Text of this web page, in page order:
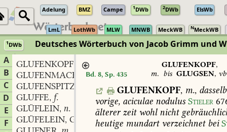
Adelung BMZ Campe 1DWb 2DWb ElsWb
LmL LothWb MLW MNWB MeckWB NMeckWB
1DWb Deutsches Wörterbuch von Jacob Grimm und
A
B
C
D
E
F
GLUFENKOPF
m.
GLUFENMACHER,m.
GLUFENSPITZ
GLUFFE, f.
GLÜFLEIN, n.
GLÜFELEIN, GLÜFFLEIN n.
Bd. 8, Sp. 435
GLUFENKOPF,
m. bis GLUGSEN,
GLUFENKOPF, m.,
vorige, aciculae nodulus Stieler
ältererzeitwohlnicht
heutige mundartverzeichnetbei